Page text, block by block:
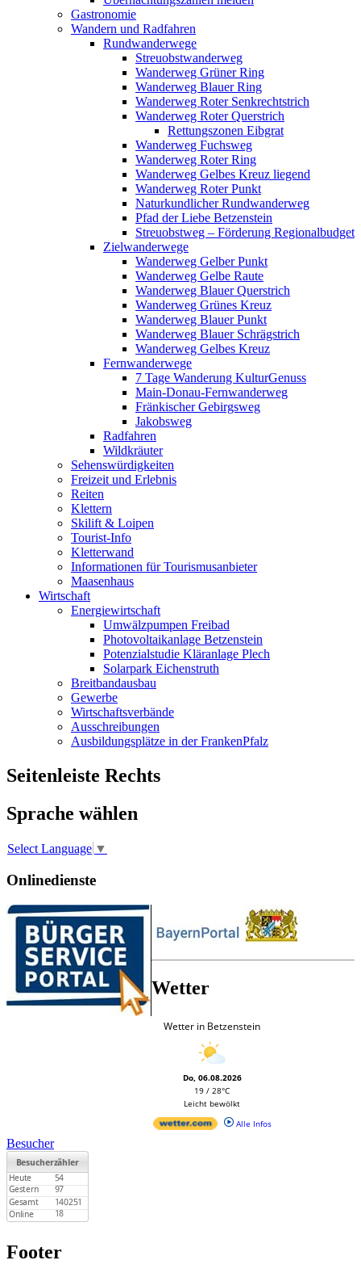
Gastronomie
Wandern und Radfahren
Rundwanderwege
Streuobstwanderweg
Wanderweg Grüner Ring
Wanderweg Blauer Ring
Wanderweg Roter Senkrechtstrich
Wanderweg Roter Querstrich
Rettungszonen Eibgrat
Wanderweg Fuchsweg
Wanderweg Roter Ring
Wanderweg Gelbes Kreuz liegend
Wanderweg Roter Punkt
Naturkundlicher Rundwanderweg
Pfad der Liebe Betzenstein
Streuobstweg – Förderung Regionalbudget
Zielwanderwege
Wanderweg Gelber Punkt
Wanderweg Gelbe Raute
Wanderweg Blauer Querstrich
Wanderweg Grünes Kreuz
Wanderweg Blauer Punkt
Wanderweg Blauer Schrägstrich
Wanderweg Gelbes Kreuz
Fernwanderwege
7 Tage Wanderung KulturGenuss
Main-Donau-Fernwanderweg
Fränkischer Gebirgsweg
Jakobsweg
Radfahren
Wildkräuter
Sehenswürdigkeiten
Freizeit und Erlebnis
Reiten
Klettern
Skilift & Loipen
Tourist-Info
Kletterwand
Informationen für Tourismusanbieter
Maasenhaus
Wirtschaft
Energiewirtschaft
Umwälzpumpen Freibad
Photovoltaikanlage Betzenstein
Potenzialstudie Kläranlage Plech
Solarpark Eichenstruth
Breitbandausbau
Gewerbe
Wirtschaftsverbände
Ausschreibungen
Ausbildungsplätze in der FrankenPfalz
Seitenleiste Rechts
Sprache wählen
Select Language ▼
Onlinedienste
Wetter
Wetter in Betzenstein
Do, 06.08.2026
19 / 28°C
Leicht bewölkt
Alle Infos
Besucher
Footer